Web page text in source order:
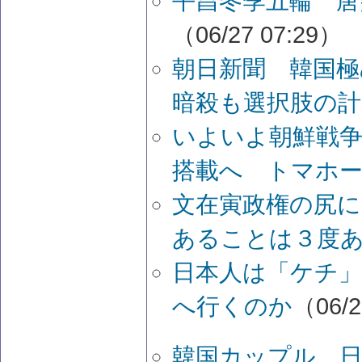
（06/27 07:29）
朝日新聞 韓国
暗殺も選択肢の
いよいよ朝鮮戦
搭載へ トマホ
文在寅政権の尻
あることは３度
日本人は「ケチ
へ行くのか （
韓国カップル 日